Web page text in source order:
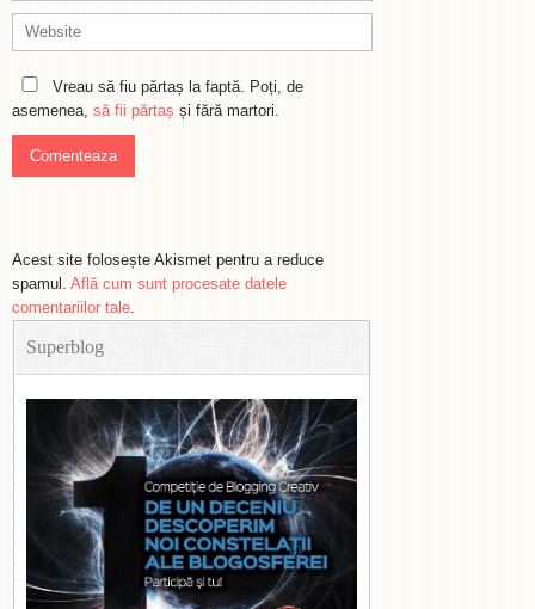
Vreau să fiu părtaș la faptă. Poți, de
asemenea, să fii părtaș și fără martori.
Acest site folosește Akismet pentru a reduce
spamul. Află cum sunt procesate datele
comentariilor tale.
Superblog